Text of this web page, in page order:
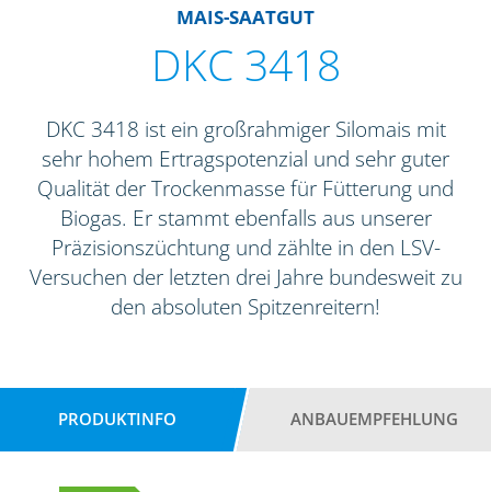
MAIS-SAATGUT
DKC 3418
DKC 3418 ist ein großrahmiger Silomais mit
sehr hohem Ertragspotenzial und sehr guter
Qualität der Trockenmasse für Fütterung und
Biogas. Er stammt ebenfalls aus unserer
Präzisionszüchtung und zählte in den LSV-
Versuchen der letzten drei Jahre bundesweit zu
den absoluten Spitzenreitern!
PRODUKTINFO ANBAUEMPFEHLUNG